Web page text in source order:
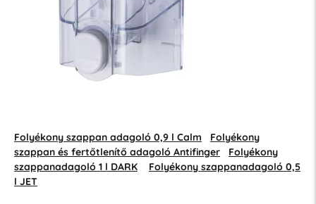
Folyékony szappan adagoló 0,9 l Calm
Folyékony
szappan és fertőtlenítő adagoló Antifinger
Folyékony
szappanadagoló 1 l DARK
Folyékony szappanadagoló 0,5
l JET